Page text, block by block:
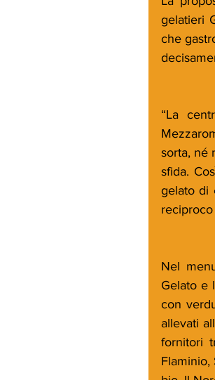
gelatieri
che
“La
sorta, né
sfida.
gelato di
reciproco
Nel
Gelato e
con
allevati
fornitori
Flaminio,